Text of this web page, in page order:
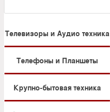
Телевизоры и Аудио техника
Телефоны и Планшеты
Крупно-бытовая техника